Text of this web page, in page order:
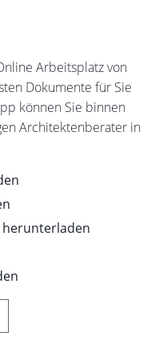
Arbeitsplatz von
Dokumente für Sie
können Sie binnen
Architektenberater in
herunterladen